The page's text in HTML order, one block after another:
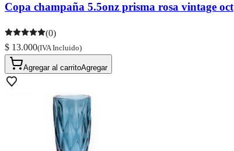
Copa champaña 5.5onz prisma rosa vintage oct
(0)
$ 13.000(IVA Incluido)
Agregar al carritoAgregar